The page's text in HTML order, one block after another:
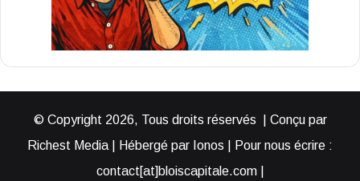
© Copyright 2026, Tous droits réservés | Conçu par
Richest Media | Hébergé par Ionos | Pour nous écrire :
contact[at]bloiscapitale.com |